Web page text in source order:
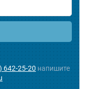
642-25-20 напишите